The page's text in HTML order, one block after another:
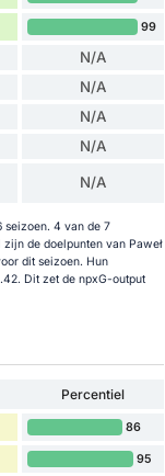
99
N/A
N/A
N/A
N/A
N/A
seizoen. 4 van de 7
de doelpunten van Paweł
dit seizoen. Hun
Dit zet de npxG-output
Percentiel
86
95